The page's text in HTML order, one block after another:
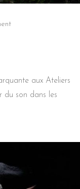
aux Ateliers
du son dans les